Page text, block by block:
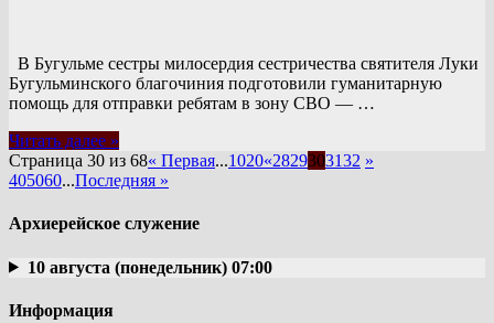
В Бугульме сестры милосердия сестричества святителя Луки
Бугульминского благочиния подготовили гуманитарную
помощь для отправки ребятам в зону СВО — …
Читать далее »
Страница 30 из 68« Первая...1020«2829303132 »
405060...Последняя »
Архиерейское служение
10 августа (понедельник) 07:00
Информация